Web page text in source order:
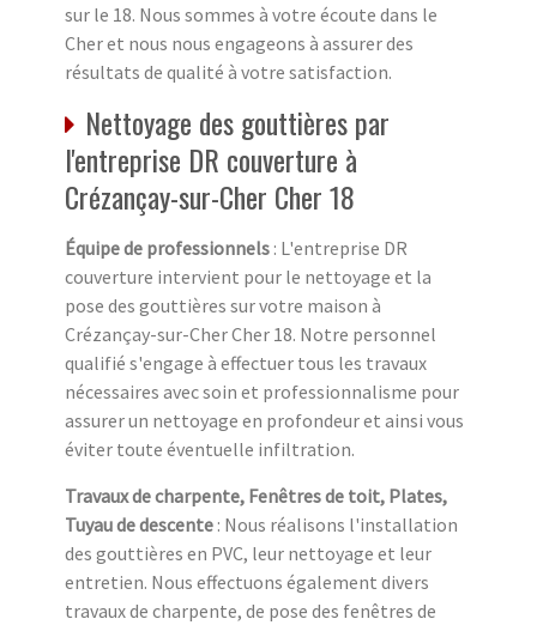
sur le 18. Nous sommes à votre écoute dans le
Cher et nous nous engageons à assurer des
résultats de qualité à votre satisfaction.
Nettoyage des gouttières par
l'entreprise DR couverture à
Crézançay-sur-Cher Cher 18
Équipe de professionnels : L'entreprise DR
couverture intervient pour le nettoyage et la
pose des gouttières sur votre maison à
Crézançay-sur-Cher Cher 18. Notre personnel
qualifié s'engage à effectuer tous les travaux
nécessaires avec soin et professionnalisme pour
assurer un nettoyage en profondeur et ainsi vous
éviter toute éventuelle infiltration.
Travaux de charpente, Fenêtres de toit, Plates,
Tuyau de descente : Nous réalisons l'installation
des gouttières en PVC, leur nettoyage et leur
entretien. Nous effectuons également divers
travaux de charpente, de pose des fenêtres de